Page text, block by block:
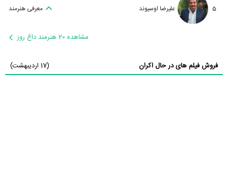
5 علیرضا اوسیوند معرفی هنرمند
مشاهده 20 هنرمند داغ روز
فروش فیلم های در حال اکران (17 اردیبهشت)